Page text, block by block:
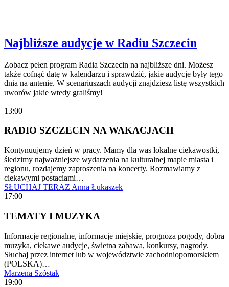
Najbliższe audycje w Radiu Szczecin
Zobacz pełen program Radia Szczecin na najbliższe dni. Możesz
także cofnąć datę w kalendarzu i sprawdzić, jakie audycje były tego
dnia na antenie. W scenariuszach audycji znajdziesz listę wszystkich
uworów jakie wtedy graliśmy!
13:00
RADIO SZCZECIN NA WAKACJACH
Kontynuujemy dzień w pracy. Mamy dla was lokalne ciekawostki,
śledzimy najważniejsze wydarzenia na kulturalnej mapie miasta i
regionu, rozdajemy zaproszenia na koncerty. Rozmawiamy z
ciekawymi postaciami…
SŁUCHAJ TERAZ Anna Łukaszek
17:00
TEMATY I MUZYKA
Informacje regionalne, informacje miejskie, prognoza pogody, dobra
muzyka, ciekawe audycje, świetna zabawa, konkursy, nagrody.
Słuchaj przez internet lub w województwie zachodniopomorskiem
(POLSKA)…
Marzena Szóstak
19:00